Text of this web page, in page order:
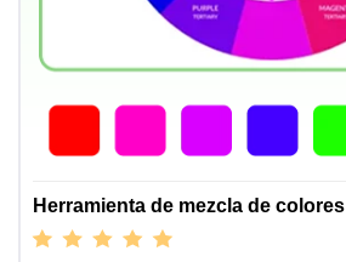
Herramienta de mezcla de colores